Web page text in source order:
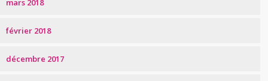
mars 2018
février 2018
décembre 2017